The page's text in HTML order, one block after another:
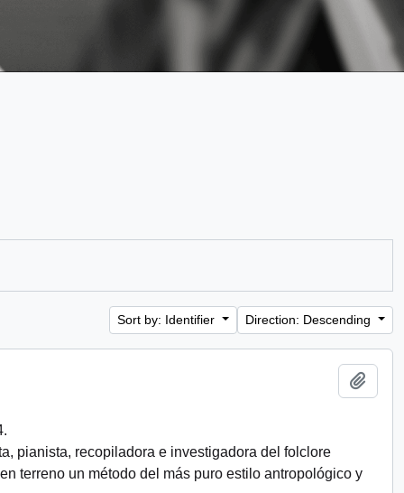
Sort by: Identifier Direction: Descending
pianista, recopiladora e investigadora del folclore
terreno un método del más puro estilo antropológico y